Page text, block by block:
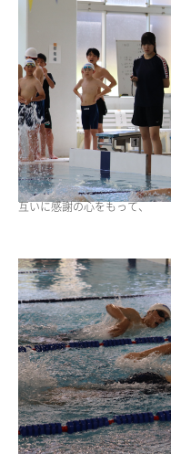
互いに感謝の心をもって、